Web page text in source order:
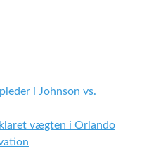
i Johnson vs.
vægten i Orlando